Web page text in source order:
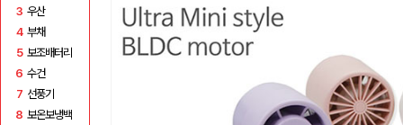
3 우산
4 부채
5 보조배터리
6 수건
7 선풍기
8 보온보냉백